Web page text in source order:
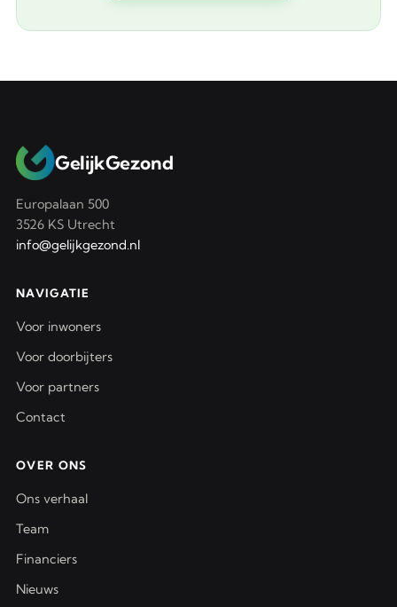
GelijkGezond
Europalaan 500
3526 KS Utrecht
info@gelijkgezond.nl
NAVIGATIE
Voor inwoners
Voor doorbijters
Voor partners
Contact
OVER ONS
Ons verhaal
Team
Financiers
Nieuws